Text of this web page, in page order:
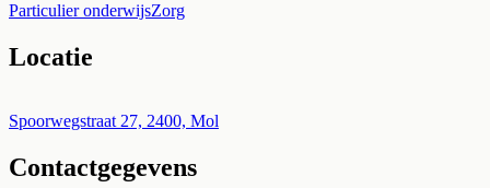
Particulier onderwijsZorg
Locatie
+
−
Spoorwegstraat 27, 2400, Mol
Contactgegevens